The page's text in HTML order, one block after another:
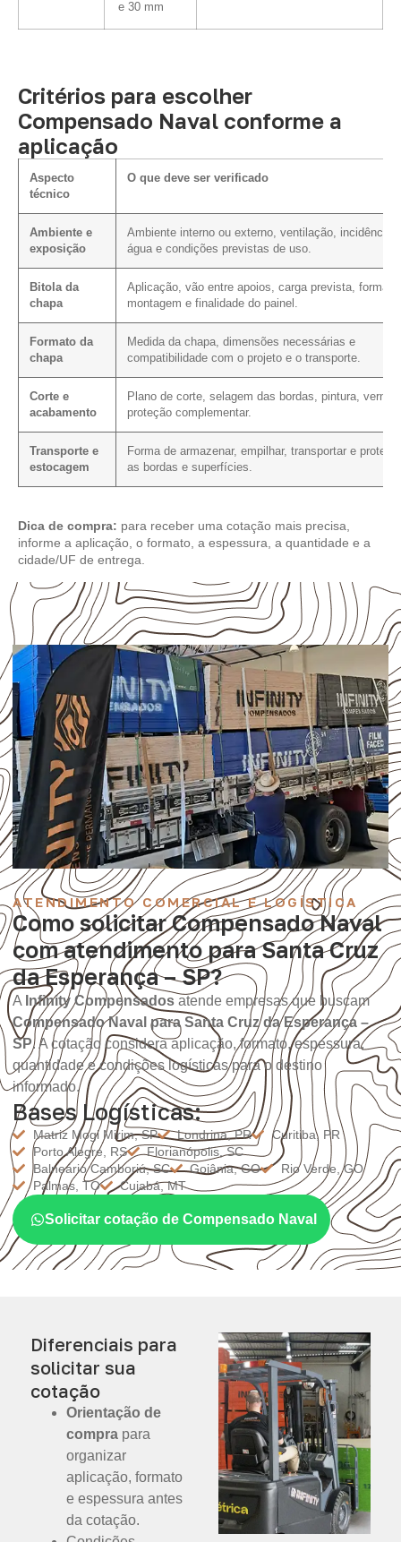
e 30 mm
Critérios para escolher
Compensado Naval conforme a
aplicação
Aspecto
técnico
O que deve ser verificado
Ambiente e
exposição
Ambiente interno ou externo, ventilação, incidência
água e condições previstas de uso.
Bitola da
chapa
Aplicação, vão entre apoios, carga prevista, forma
montagem e finalidade do painel.
Formato da
chapa
Medida da chapa, dimensões necessárias e
compatibilidade com o projeto e o transporte.
Corte e
acabamento
Plano de corte, selagem das bordas, pintura, verniz
proteção complementar.
Transporte e
estocagem
Forma de armazenar, empilhar, transportar e proteger
as bordas e superfícies.
Dica de compra: para receber uma cotação mais precisa,
informe a aplicação, o formato, a espessura, a quantidade e a
cidade/UF de entrega.
ATENDIMENTO COMERCIAL E LOGÍSTICA
Como solicitar Compensado Naval
com atendimento para Santa Cruz
da Esperança – SP?
A Infinity Compensados atende empresas que buscam
Compensado Naval para Santa Cruz da Esperança –
SP. A cotação considera aplicação, formato, espessura,
quantidade e condições logísticas para o destino
informado.
Bases Logísticas:
Matriz Mogi Mirim, SP Londrina, PR
Curitiba, PR
Porto Alegre, RS
Florianópolis, SC
Balneário Camboriú, SC
Goiânia, GO
Rio Verde, GO
Palmas, TO
Cuiabá, MT
Solicitar cotação de Compensado Naval
Diferenciais para
solicitar sua
cotação
Orientação de
compra para
organizar
aplicação, formato
e espessura antes
da cotação.